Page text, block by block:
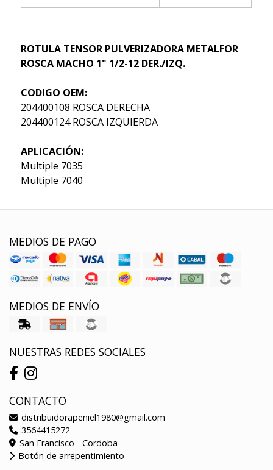
ROTULA TENSOR PULVERIZADORA METALFOR
ROSCA MACHO 1" 1/2-12 DER./IZQ.
CODIGO OEM:
204400108 ROSCA DERECHA
204400124 ROSCA IZQUIERDA
APLICACIÓN:
Multiple 7035
Multiple 7040
MEDIOS DE PAGO
MEDIOS DE ENVÍO
NUESTRAS REDES SOCIALES
CONTACTO
distribuidorapeniel1980@gmail.com
3564415272
San Francisco - Cordoba
Botón de arrepentimiento